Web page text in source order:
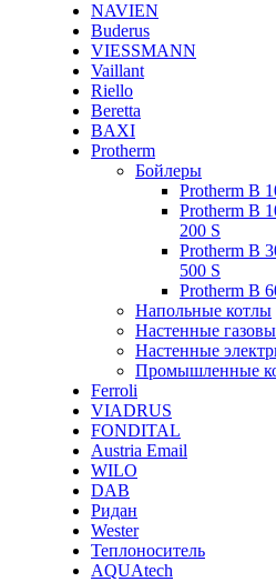
NAVIEN
Buderus
VIESSMANN
Vaillant
Riello
Beretta
BAXI
Protherm
Бойлеры
Protherm B
Protherm B
200 S
Protherm B
500 S
Protherm B
Напольные котлы
Настенные
Настенные
Промышленные
Ferroli
VIADRUS
FONDITAL
Austria Email
WILO
DAB
Ридан
Wester
Теплоноситель
AQUAtech